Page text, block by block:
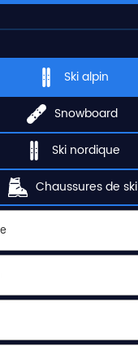
Ski alpin
Snowboard
Ski nordique
Chaussures de ski